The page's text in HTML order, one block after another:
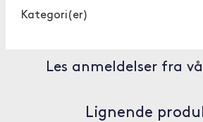
Kategori(er)
Les anmeldelser fra
Lignende